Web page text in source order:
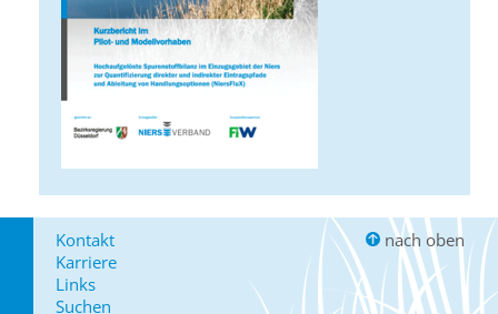
Kontakt
Karriere
Links
Suchen
nach oben